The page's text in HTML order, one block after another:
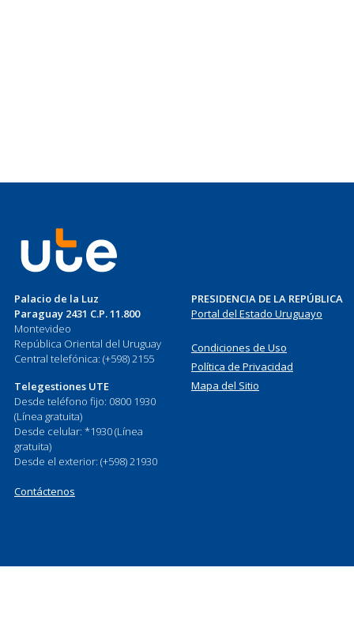
Palacio de la Luz
Paraguay 2431 C.P. 11.800
Montevideo
República Oriental del Uruguay
Central telefónica: (+598) 2155
Telegestiones UTE
Desde teléfono fijo: 0800 1930
(Línea gratuita)
Desde celular: *1930 (Línea
gratuita)
Desde el exterior: (+598) 21930
Contáctenos
PRESIDENCIA DE LA REPÚBLICA
Portal del Estado Uruguayo
Condiciones de Uso
Política de Privacidad
Mapa del Sitio